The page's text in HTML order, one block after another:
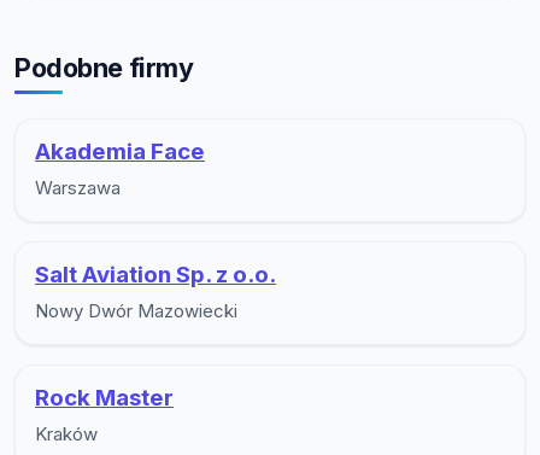
Podobne firmy
Akademia Face
Warszawa
Salt Aviation Sp. z o.o.
Nowy Dwór Mazowiecki
Rock Master
Kraków